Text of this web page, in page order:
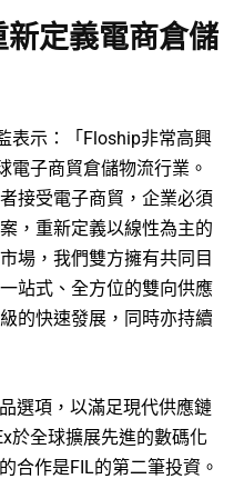
定義電商倉儲
表示：「Floship非常高興
電子商貿倉儲物流行業。
接受電子商貿，企業必須
，重新定義以線性為主的
場，我們雙方擁有共同目
站式、全方位的雙向供應
的快速發展，同時亦持續
選項，以滿足現代供應鏈
於全球擴展先進的數碼化
合作是FIL的第二筆投資。